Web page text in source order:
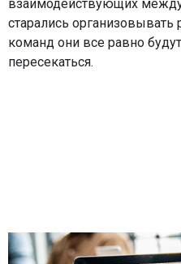
взаимодействующих
старались организовывать
команд они все равно
пересекаться.